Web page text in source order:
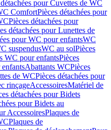
pour Cuvettes de WC
ComfortPièces détachées pour
Pièces détachées pour
détachées pour Lunettes de
pour WC pour enfantsWC
suspendusWC au solPièces
WC pour enfantsPièces
Abattants WCPièces
de WCPièces détachées pour
rinçageAccessoiresMatériel de
détachées pour Bidets
pour Bidets au
AccessoiresPlaques de
Plaques de